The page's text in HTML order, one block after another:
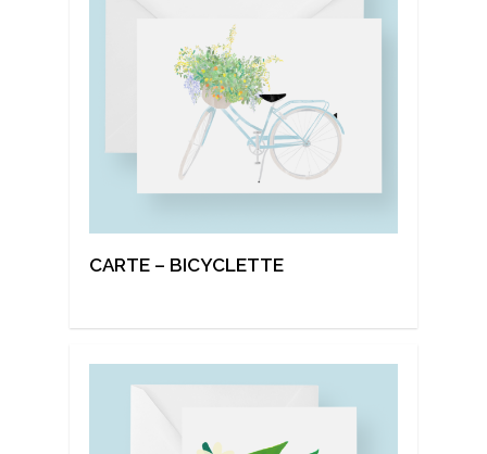
CARTE – BICYCLETTE